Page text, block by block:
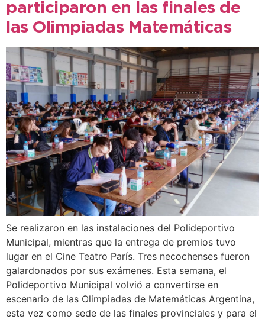
participaron en las finales de
las Olimpiadas Matemáticas
Se realizaron en las instalaciones del Polideportivo
Municipal, mientras que la entrega de premios tuvo
lugar en el Cine Teatro París. Tres necochenses fueron
galardonados por sus exámenes. Esta semana, el
Polideportivo Municipal volvió a convertirse en
escenario de las Olimpiadas de Matemáticas Argentina,
esta vez como sede de las finales provinciales y para el